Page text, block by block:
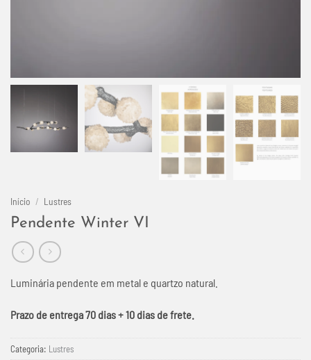
Início / Lustres
Pendente Winter VI
Luminária pendente em metal e quartzo natural.
Prazo de entrega 70 dias + 10 dias de frete.
Categoria: Lustres